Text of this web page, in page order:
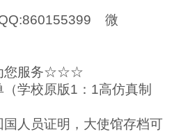
微
您服务☆☆☆
学校原版1 ： 1高仿真制
人员证明，大使馆存档可